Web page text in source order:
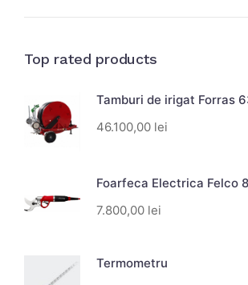
Top rated products
Tamburi de irigat Forras
46.100,00 lei
Foarfeca Electrica Felco
7.800,00 lei
Termometru